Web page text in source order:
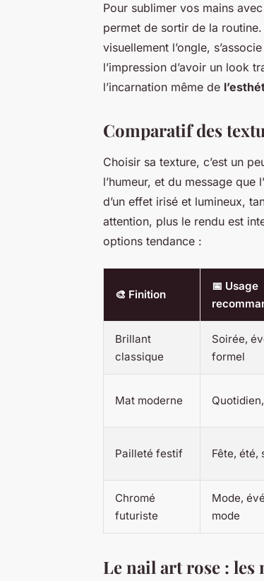
Pour sublimer vos mains
permet de sortir de la
visuellement l’ongle,
l’impression d’avoir un look
l’incarnation même de
Comparatif des
Choisir sa texture, c’est un
l’humeur, et du message que
d’un effet irisé et lumineux,
attention, plus le rendu est
options tendance :
🎨 Finition
📅 Usage
Brillant
classique
Soirée,
formel
Mat moderne
Pailleté festif Fête, été,
Chromé
futuriste
Mode,
mode
Le nail art rose :